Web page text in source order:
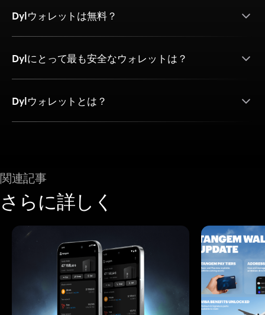
Dylウォレットは無料？
Dylにとって最も安全なウォレットは？
Dylウォレットとは？
関連記事
さらに詳しく